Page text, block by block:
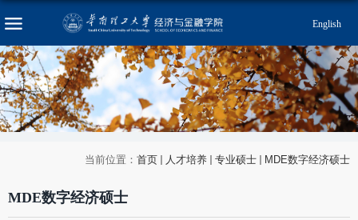
English
当前位置： 首页 人才培养 专业硕士 MDE数字经济硕士
MDE数字经济硕士